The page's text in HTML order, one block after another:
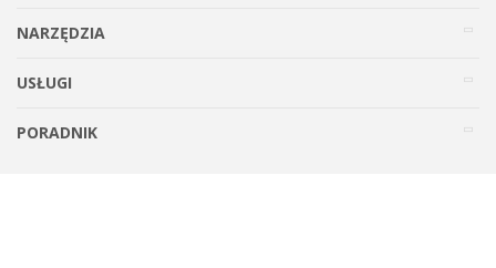
NARZĘDZIA
USŁUGI
PORADNIK